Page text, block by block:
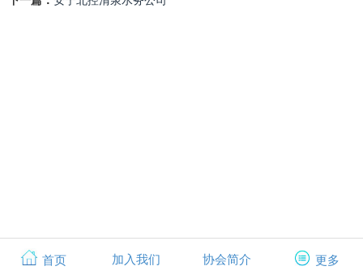
首页 加入我们 协会简介 更多